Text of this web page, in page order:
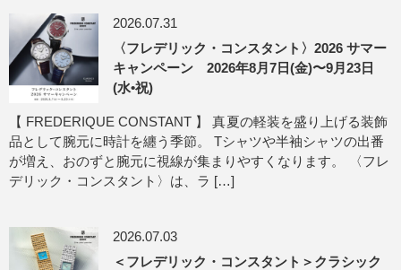
2026.07.31
〈フレデリック・コンスタント〉2026 サマー
キャンペーン 2026年8月7日(金)〜9月23日
(水•祝)
【 FREDERIQUE CONSTANT 】 真夏の軽装を盛り上げる装飾
品として腕元に時計を纏う季節。 Tシャツや半袖シャツの出番
が増え、おのずと腕元に視線が集まりやすくなります。 〈フレ
デリック・コンスタント〉は、ラ […]
2026.07.03
＜フレデリック・コンスタント＞クラシック